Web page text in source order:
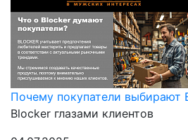
Почему покупатели выбирают
Blocker глазами клиентов